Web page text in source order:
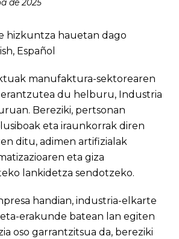
de 2025
hizkuntza hauetan dago
, Español
manufaktura-sektorearen
du helburu, Industria
Bereziki, pertsonan
eta iraunkorrak diren
ditu, adimen artifizialak
eta giza
lankidetza sendotzeko.
handian, industria-elkarte
erakunde batean lan egiten
oso garrantzitsua da, bereziki